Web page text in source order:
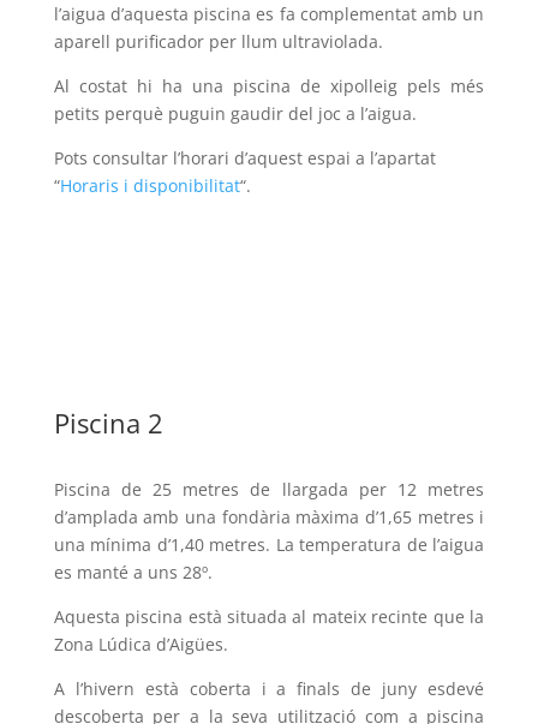
l’aigua d’aquesta piscina es fa complementat amb un
aparell purificador per llum ultraviolada.
Al costat hi ha una piscina de xipolleig pels més
petits perquè puguin gaudir del joc a l’aigua.
Pots consultar l’horari d’aquest espai a l’apartat
“Horaris i disponibilitat“.
Piscina 2
Piscina de 25 metres de llargada per 12 metres
d’amplada amb una fondària màxima d’1,65 metres i
una mínima d’1,40 metres. La temperatura de l’aigua
es manté a uns 28º.
Aquesta piscina està situada al mateix recinte que la
Zona Lúdica d’Aigües.
A l’hivern està coberta i a finals de juny esdevé
descoberta per a la seva utilització com a piscina